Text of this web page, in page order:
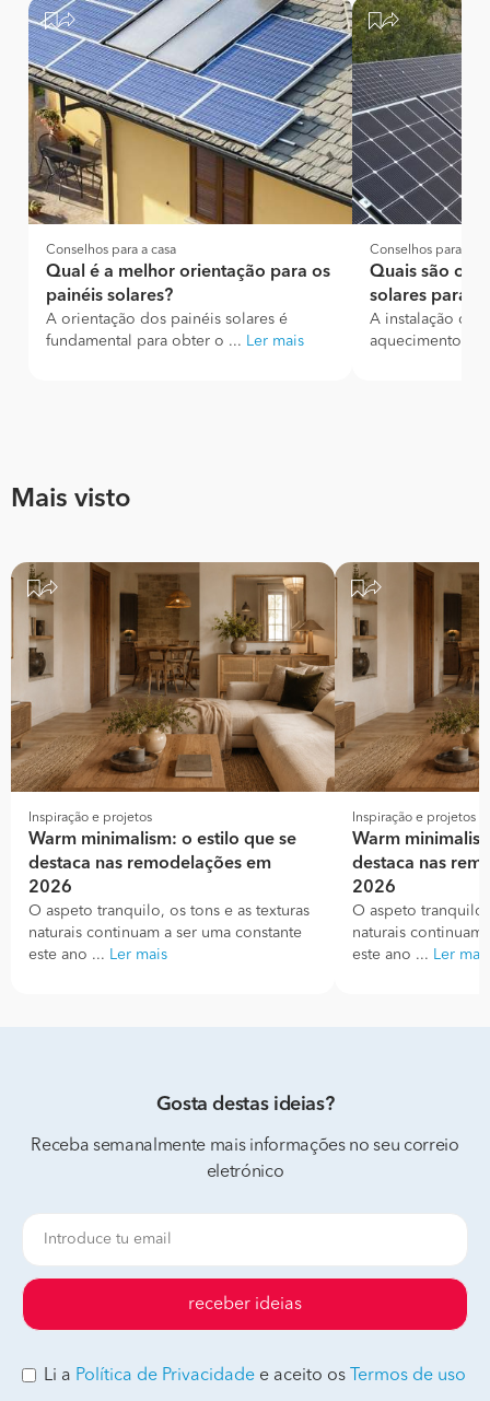
Conselhos para a casa
Qual é a melhor orientação para os
painéis solares?
A orientação dos painéis solares é
fundamental para obter o ... Ler mais
Conselhos para a
Quais são os
solares para
A instalação de
aquecimento de
Mais visto
Inspiração e projetos
Warm minimalism: o estilo que se
destaca nas remodelações em
2026
O aspeto tranquilo, os tons e as texturas
naturais continuam a ser uma constante
este ano ... Ler mais
Inspiração e projetos
Warm
destaca nas
2026
O aspeto
naturais continuam
este ano ... Ler mais
Gosta destas ideias?
Receba semanalmente mais informações no seu correio
eletrónico
receber ideias
Li a Política de Privacidade e aceito os Termos de uso